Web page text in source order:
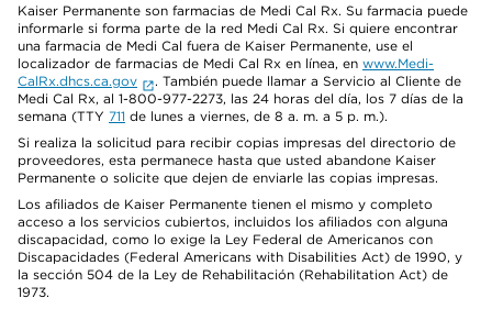
Kaiser Permanente son farmacias de Medi Cal Rx. Su farmacia puede
informarle si forma parte de la red Medi Cal Rx. Si quiere encontrar
una farmacia de Medi Cal fuera de Kaiser Permanente, use el
localizador de farmacias de Medi Cal Rx en línea, en www.Medi-
CalRx.dhcs.ca.gov
. También puede llamar a Servicio al Cliente de
Medi Cal Rx, al 1-800-977-2273, las 24 horas del día, los 7 días de la
semana (TTY 711 de lunes a viernes, de 8 a. m. a 5 p. m.).
Si realiza la solicitud para recibir copias impresas del directorio de
proveedores, esta permanece hasta que usted abandone Kaiser
Permanente o solicite que dejen de enviarle las copias impresas.
Los afiliados de Kaiser Permanente tienen el mismo y completo
acceso a los servicios cubiertos, incluidos los afiliados con alguna
discapacidad, como lo exige la Ley Federal de Americanos con
Discapacidades (Federal Americans with Disabilities Act) de 1990, y
la sección 504 de la Ley de Rehabilitación (Rehabilitation Act) de
1973.